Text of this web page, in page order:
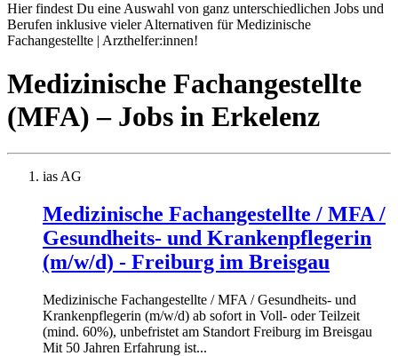
Hier findest Du eine Auswahl von ganz unterschiedlichen Jobs und
Berufen inklusive vieler Alternativen für Medizinische
Fachangestellte | Arzthelfer:innen!
Medizinische Fachangestellte
(MFA) – Jobs in Erkelenz
ias AG
Medizinische Fachangestellte / MFA /
Gesundheits- und Krankenpflegerin
(m/w/d) - Freiburg im Breisgau
Medizinische Fachangestellte / MFA / Gesundheits- und
Krankenpflegerin (m/w/d) ab sofort in Voll- oder Teilzeit
(mind. 60%), unbefristet am Standort Freiburg im Breisgau
Mit 50 Jahren Erfahrung ist...